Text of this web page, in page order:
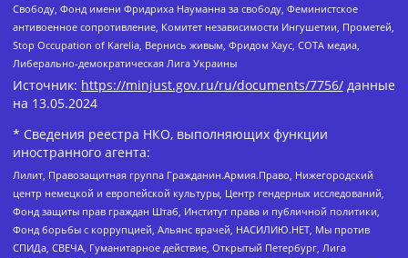
Свободу, Фонд имени Фридриха Науманна за свободу, Феминистское
антивоенное сопротивление, Комитет независимости Ингушетии, Прометей,
Stop Occupation of Karelia, Вернись живым, Фридом Хаус, СОТА медиа,
Либерально-демократическая Лига Украины
Источник: https://minjust.gov.ru/ru/documents/7756/ данные
на 13.05.2024
* Сведения реестра НКО, выполняющих функции
иностранного агента:
Лилит, Правозащитная группа Гражданин.Армия.Право, Нижегородский
центр немецкой и европейской культуры, Центр гендерных исследований,
Фонд защиты прав граждан Штаб, Институт права и публичной политики,
Фонд борьбы с коррупцией, Альянс врачей, НАСИЛИЮ.НЕТ, Мы против
СПИДа, СВЕЧА, Гуманитарное действие, Открытый Петербург, Лига